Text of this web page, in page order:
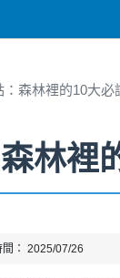
：森林裡的10大必
林裡
： 2025/07/26